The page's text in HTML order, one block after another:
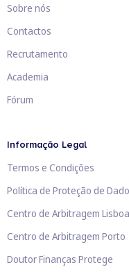
Sobre nós
Contactos
Recrutamento
Academia
Fórum
Informação Legal
Termos e Condições
Política de Proteção de
Centro de Arbitragem Lisboa
Centro de Arbitragem Porto
Doutor Finanças Protege